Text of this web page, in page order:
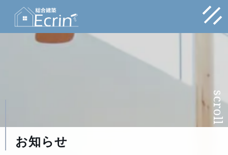
scroll
お知らせ